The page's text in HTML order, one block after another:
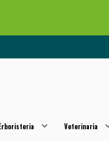
Veterinaria